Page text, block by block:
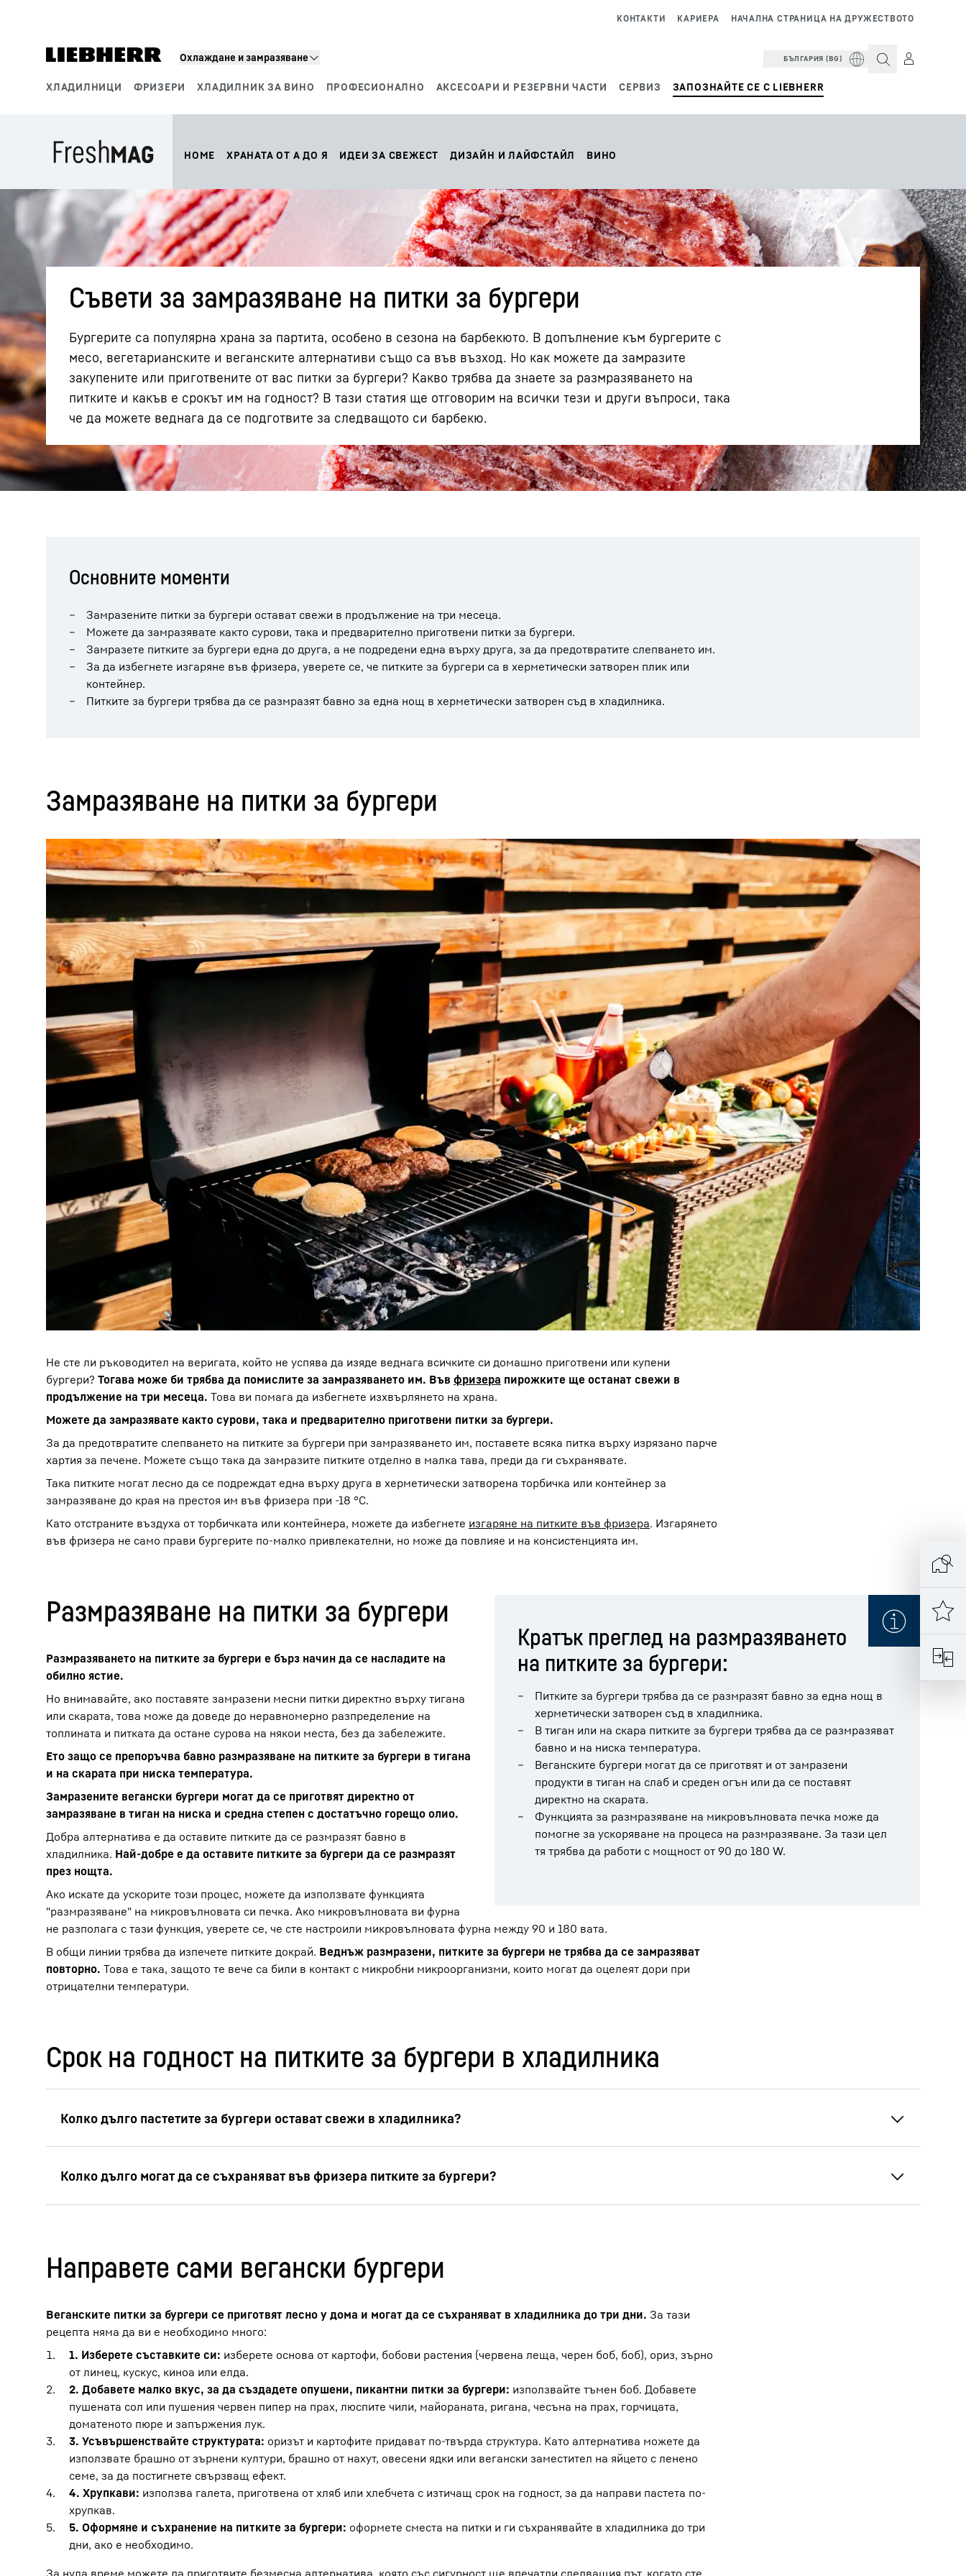
Охлаждане и замразяване
ХЛАДИЛНИЦИ ФРИЗЕРИ ХЛАДИЛНИК ЗА ВИНО ПРОФЕСИОНАЛНО АКСЕСОАРИ И РЕЗЕРВНИ ЧАСТИ СЕРВИЗ ЗАПОЗНАЙТЕ СЕ С LIEBHERR
НАЧАЛНА СТРАНИЦА НА ДРУЖЕСТВОТО
КАРИЕРА
КОНТАКТИ
БЪЛГАРИЯ (BG)
Повече за дружеството Кариери в Liebherr
HOME ХРАНАТА ОТ А ДО Я ИДЕИ ЗА СВЕЖЕСТ ДИЗАЙН И ЛАЙФСТАЙЛ ВИНО
Съвети за замразяване на питки за бургери
Бургерите са популярна храна за партита, особено в сезона на барбекюто. В допълнение към бургерите с
месо, вегетарианските и веганските алтернативи също са във възход. Но как можете да замразите
закупените или приготвените от вас питки за бургери? Какво трябва да знаете за размразяването на
питките и какъв е срокът им на годност? В тази статия ще отговорим на всички тези и други въпроси, така
че да можете веднага да се подготвите за следващото си барбекю.
Основните моменти
Замразените питки за бургери остават свежи в продължение на три месеца.
Можете да замразявате както сурови, така и предварително приготвени питки за бургери.
Замразете питките за бургери една до друга, а не подредени една върху друга, за да предотвратите слепването им.
За да избегнете изгаряне във фризера, уверете се, че питките за бургери са в херметически затворен плик или
контейнер.
Питките за бургери трябва да се размразят бавно за една нощ в херметически затворен съд в хладилника.
Замразяване на питки за бургери
Не сте ли ръководител на веригата, който не успява да изяде веднага всичките си домашно приготвени или купени
бургери? Тогава може би трябва да помислите за замразяването им. Във фризера пирожките ще останат свежи в
продължение на три месеца. Това ви помага да избегнете изхвърлянето на храна.
Можете да замразявате както сурови, така и предварително приготвени питки за бургери.
За да предотвратите слепването на питките за бургери при замразяването им, поставете всяка питка върху изрязано парче
хартия за печене. Можете също така да замразите питките отделно в малка тава, преди да ги съхранявате.
Така питките могат лесно да се подреждат една върху друга в херметически затворена торбичка или контейнер за
замразяване до края на престоя им във фризера при -18 °C.
Като отстраните въздуха от торбичката или контейнера, можете да избегнете изгаряне на питките във фризера. Изгарянето
във фризера не само прави бургерите по-малко привлекателни, но може да повлияе и на консистенцията им.
Кратък преглед на размразяването
на питките за бургери:
Питките за бургери трябва да се размразят бавно за една нощ в
херметически затворен съд в хладилника.
В тиган или на скара питките за бургери трябва да се размразяват
бавно и на ниска температура.
Веганските бургери могат да се приготвят и от замразени
продукти в тиган на слаб и среден огън или да се поставят
директно на скарата.
Функцията за размразяване на микровълновата печка може да
помогне за ускоряване на процеса на размразяване. За тази цел
тя трябва да работи с мощност от 90 до 180 W.
Размразяване на питки за бургери
Размразяването на питките за бургери е бърз начин да се насладите на
обилно ястие.
Но внимавайте, ако поставяте замразени месни питки директно върху тигана
или скарата, това може да доведе до неравномерно разпределение на
топлината и питката да остане сурова на някои места, без да забележите.
Ето защо се препоръчва бавно размразяване на питките за бургери в тигана
и на скарата при ниска температура.
Замразените вегански бургери могат да се приготвят директно от
замразяване в тиган на ниска и средна степен с достатъчно горещо олио.
Добра алтернатива е да оставите питките да се размразят бавно в
хладилника. Най-добре е да оставите питките за бургери да се размразят
през нощта.
Ако искате да ускорите този процес, можете да използвате функцията
"размразяване" на микровълновата си печка. Ако микровълновата ви фурна
не разполага с тази функция, уверете се, че сте настроили микровълновата фурна между 90 и 180 вата.
В общи линии трябва да изпечете питките докрай. Веднъж размразени, питките за бургери не трябва да се замразяват
повторно. Това е така, защото те вече са били в контакт с микробни микроорганизми, които могат да оцелеят дори при
отрицателни температури.
Срок на годност на питките за бургери в хладилника
консумирате питките за бургери в деня, в който сте ги купили или направили.
В BioFresh Meat & Dairy safe на Либхер питките могат да се съхраняват при температура малко над 0 °C до 48 часа.Това означава,
кухнята, когато готвите с него. Вижте статията ни за това как да
Прясно приготвените питки за бургери от мляно месо трябва да се изпържат в същия ден и да се консумират или да се замразят.
Веганските питки за бургери могат да се съхраняват във вашия BioFresh Meat & Diary safe при температура малко над 0 градуса и
ниска влажност в продължение на четири дни в херметически затворен контейнер.
Направете сами вегански бургери
Веганските питки за бургери се приготвят лесно у дома и могат да се съхраняват в хладилника до три дни. За тази
рецепта няма да ви е необходимо много:
1. Изберете съставките си: изберете основа от картофи, бобови растения (червена леща, черен боб, боб), ориз, зърно
от лимец, кускус, киноа или елда.
2. Добавете малко вкус, за да създадете опушени, пикантни питки за бургери: използвайте тъмен боб. Добавете
пушената сол или пушения червен пипер на прах, люспите чили, майораната, ригана, чесъна на прах, горчицата,
доматеното пюре и запържения лук.
3. Усъвършенствайте структурата: оризът и картофите придават по-твърда структура. Като алтернатива можете да
използвате брашно от зърнени култури, брашно от нахут, овесени ядки или вегански заместител на яйцето с ленено
семе, за да постигнете свързващ ефект.
4. Хрупкави: използва галета, приготвена от хляб или хлебчета с изтичащ срок на годност, за да направи пастета по-
хрупкав.
5. Оформяне и съхранение на питките за бургери: оформете сместа на питки и ги съхранявайте в хладилника до три
дни, ако е необходимо.
За нула време можете да приготвите безмесна алтернатива, която със сигурност ще впечатли следващия път, когато сте